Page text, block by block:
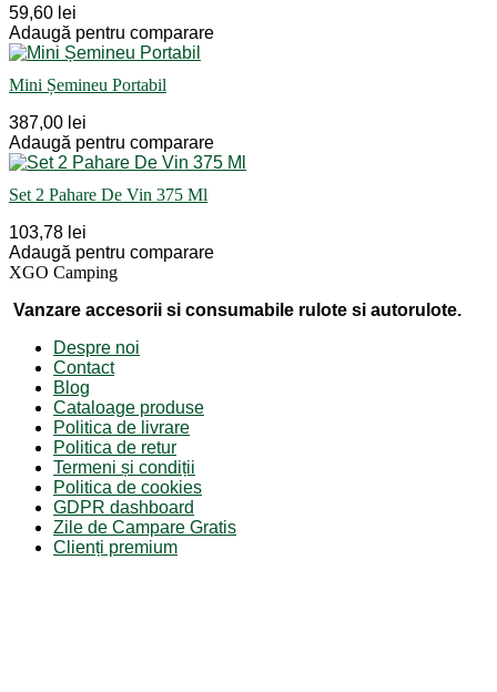
59,60 lei
Adaugă pentru comparare
Mini Șemineu Portabil
387,00 lei
Adaugă pentru comparare
Set 2 Pahare De Vin 375 Ml
103,78 lei
Adaugă pentru comparare
XGO Camping
Vanzare accesorii si consumabile rulote si autorulote.
Despre noi
Contact
Blog
Cataloage produse
Politica de livrare
Politica de retur
Termeni și condiții
Politica de cookies
GDPR dashboard
Zile de Campare Gratis
Clienți premium